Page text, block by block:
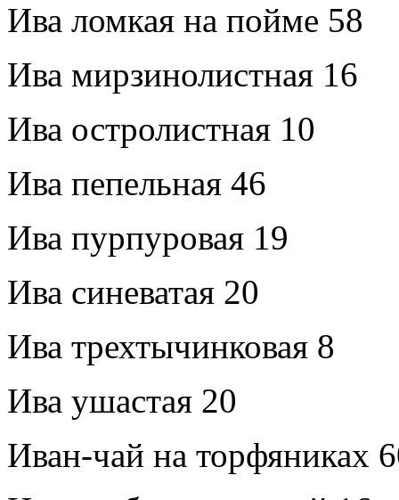
Ива ломкая на пойме 58
Ива мирзинолистная 16
Ива остролистная 10
Ива пепельная 46
Ива пурпуровая 19
Ива синеватая 20
Ива трехтычинковая 8
Ива ушастая 20
Иван-чай на торфяниках